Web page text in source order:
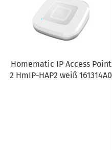
Homematic IP Access Point
2 HmIP-HAP2 weiß 161314A0